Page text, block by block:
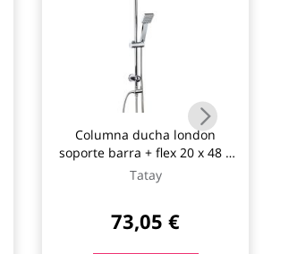
Columna ducha london
soporte barra + flex 20 x 48 x
110 cm cromo tatay
Tatay
73,05 €